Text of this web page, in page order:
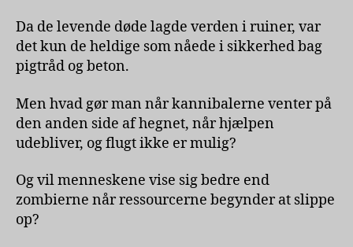
Da de levende døde lagde verden i ruiner, var
det kun de heldige som nåede i sikkerhed bag
pigtråd og beton.
Men hvad gør man når kannibalerne venter på
den anden side af hegnet, når hjælpen
udebliver, og flugt ikke er mulig?
Og vil menneskene vise sig bedre end
zombierne når ressourcerne begynder at slippe
op?